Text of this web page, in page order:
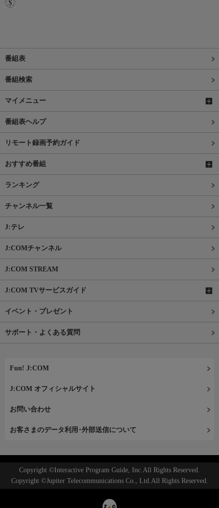
番組表
番組検索
マイメニュー
番組表ヘルプ
リモート録画予約ガイド
おすすめ番組
ランキング
チャンネル一覧
J:テレ
J:COMチャンネル
J:COM STREAM
J:COM TVサービスガイド
イベント・プレゼント
サポート・よくある質問
Fun! J:COM
J:COM オフィシャルサイト
お問い合わせ
お客さまのデータ利用･外部送信について
Copyright ©Interactive Program Guide, Inc.All Rights Reserved.
Copyright ©Jupiter Telecommunications Co., Ltd.All Rights Reserved.